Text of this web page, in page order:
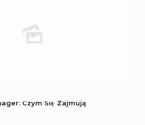
Czym Się Zajmują